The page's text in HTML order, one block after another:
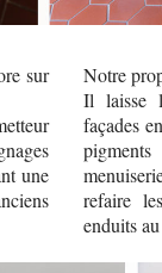
sur
une
Notre
Il laisse
façades
refaire
enduits